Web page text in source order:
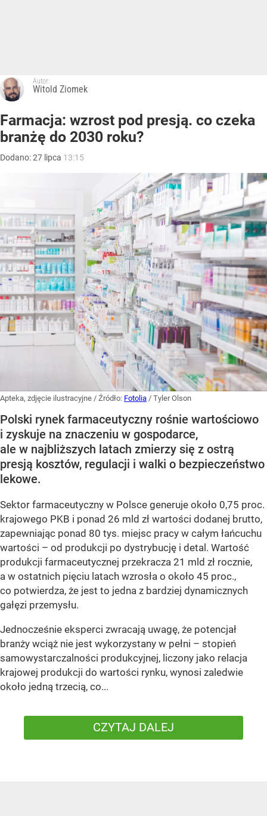
Autor:
Witold Ziomek
Farmacja: wzrost pod presją. co czeka
branżę do 2030 roku?
Dodano:27 lipca 13:15
Apteka, zdjęcie ilustracyjne / Źródło: Fotolia / Tyler Olson
Polski rynek farmaceutyczny rośnie wartościowo
i zyskuje na znaczeniu w gospodarce,
ale w najbliższych latach zmierzy się z ostrą
presją kosztów, regulacji i walki o bezpieczeństwo
lekowe.
Sektor farmaceutyczny w Polsce generuje około 0,75 proc.
krajowego PKB i ponad 26 mld zł wartości dodanej brutto,
zapewniając ponad 80 tys. miejsc pracy w całym łańcuchu
wartości – od produkcji po dystrybucję i detal. Wartość
produkcji farmaceutycznej przekracza 21 mld zł rocznie,
a w ostatnich pięciu latach wzrosła o około 45 proc.,
co potwierdza, że jest to jedna z bardziej dynamicznych
gałęzi przemysłu.
Jednocześnie eksperci zwracają uwagę, że potencjał
branży wciąż nie jest wykorzystany w pełni – stopień
samowystarczalności produkcyjnej, liczony jako relacja
krajowej produkcji do wartości rynku, wynosi zaledwie
około jedną trzecią, co...
CZYTAJ DALEJ